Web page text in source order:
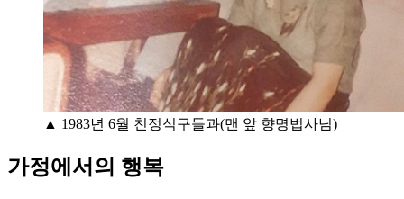
▲ 1983년 6월 친정식구들과(맨 앞 향명법사님)
가정에서의 행복